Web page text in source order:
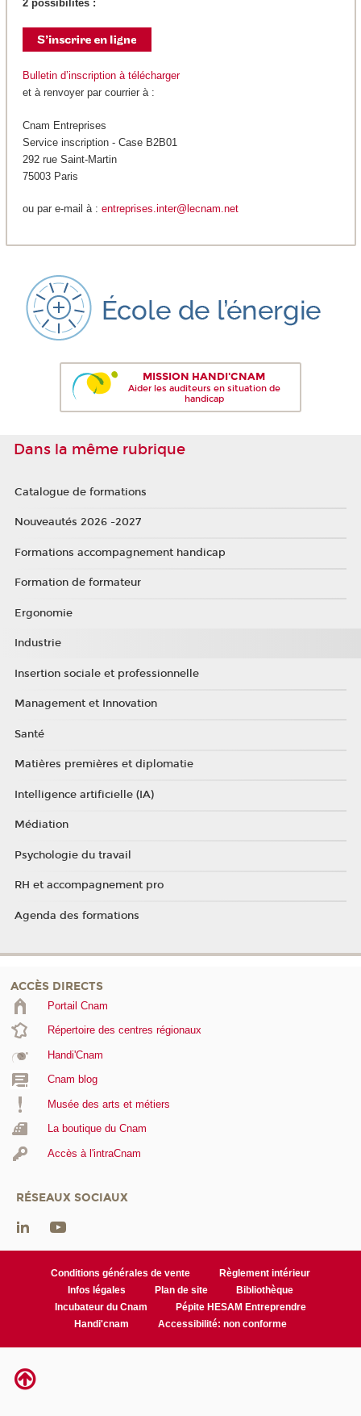
2 possibilités :
Bulletin d’inscription à télécharger
et à renvoyer par courrier à :
Cnam Entreprises
Service inscription - Case B2B01
292 rue Saint-Martin
75003 Paris
ou par e-mail à : entreprises.inter@lecnam.net
MISSION HANDI'CNAM
Aider les auditeurs en situation de
handicap
Dans la même rubrique
Catalogue de formations
Nouveautés 2026 -2027
Formations accompagnement handicap
Formation de formateur
Ergonomie
Industrie
Insertion sociale et professionnelle
Management et Innovation
Santé
Matières premières et diplomatie
Intelligence artificielle (IA)
Médiation
Psychologie du travail
RH et accompagnement pro
Agenda des formations
ACCÈS DIRECTS
Portail Cnam
Répertoire des centres régionaux
Handi'Cnam
Cnam blog
Musée des arts et métiers
La boutique du Cnam
Accès à l'intraCnam
RÉSEAUX SOCIAUX
Conditions générales de vente
Règlement intérieur
Infos légales
Plan de site
Bibliothèque
Incubateur du Cnam
Pépite HESAM Entreprendre
Handi'cnam
Accessibilité: non conforme